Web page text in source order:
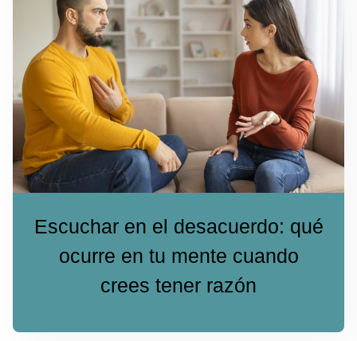
Escuchar en el desacuerdo: qué
ocurre en tu mente cuando
crees tener razón